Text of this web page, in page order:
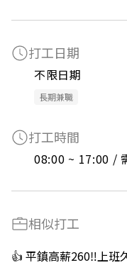
打工日期
不限日期
長期兼職
打工時間
08:00 ~ 17:00 /
相似打工